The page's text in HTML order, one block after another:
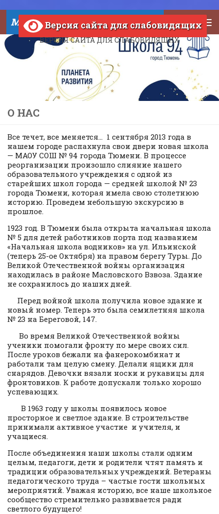
Skip to content
МАОУ СОШ №94 города Тюмени
ВЕРСИЯ САЙТА ДЛЯ СЛАБОВИДЯЩИХ
Версия сайта для слабовидящих
О НАС
Все течет, все меняется… 1 сентября 2013 года в
нашем городе распахнула свои двери новая школа
— МАОУ СОШ № 94 города Тюмени. В процессе
реорганизации произошло слияние нашего
образовательного учреждения с одной из
старейших школ города — средней школой № 23
города Тюмени, которая имела свою столетнюю
историю. Проведем небольшую экскурсию в
прошлое.
1923 год. В Тюмени была открыта начальная школа
№ 5 для детей работников порта под названием
«Начальная школа водников» на ул. Ильинской
(теперь 25-ое Октября) на правом берегу Туры. До
Великой Отечественной войны организация
находилась в районе Масловского Взвоза. Здание
не сохранилось до наших дней.
Перед войной школа получила новое здание и
новый номер. Теперь это была семилетняя школа
№ 23 на Береговой, 147.
Во время Великой Отечественной войны
ученики помогали фронту по мере своих сил.
После уроков бежали на фанерокомбинат и
работали там целую смену. Делали ящики для
снарядов. Девочки вязали носки и рукавицы для
фронтовиков. К работе допускали только хорошо
успевающих.
В 1963 году у школы появилось новое
просторное и светлое здание. В строительстве
принимали активное участие и учителя, и
учащиеся.
После объединения наши школы стали одним
целым, педагоги, дети и родители чтят память и
традиции образовательных учреждений. Ветераны
педагогического труда – частые гости школьных
мероприятий. Уважая историю, все наше школьное
сообщество стремительно развивается ради
светлого будущего!